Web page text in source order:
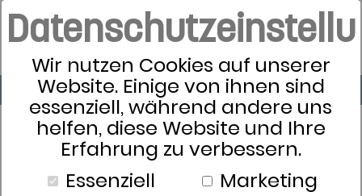
Wir nutzen Cookies auf unserer
Website. Einige von ihnen sind
essenziell, während andere uns
helfen, diese Website und Ihre
Erfahrung zu verbessern.
Essenziell
Marketing